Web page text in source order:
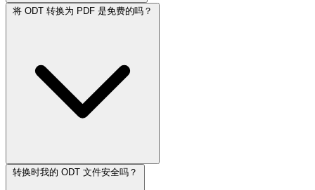
将 ODT 转换为 PDF 是免费的吗？
转换时我的 ODT 文件安全吗？